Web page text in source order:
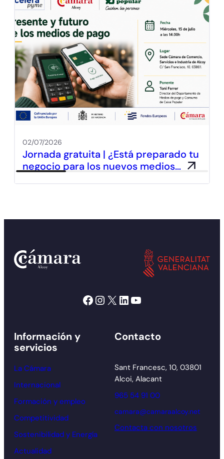
02/07/2026
Jornada gratuita | ¿Está preparado tu
negocio para los nuevos medios…
Facebook Instagram X LinkedIn YouTube
Información y
servicios
La Cámara
Internacional
Formación y empleo
Competitividad
Sostenibilidad y Energía
Actualidad
Contacto
Sant Francesc, 10, 03801
Alcoi, Alacant
965 54 91 00
camara@camaraalcoy.net
Contacta con nosotros